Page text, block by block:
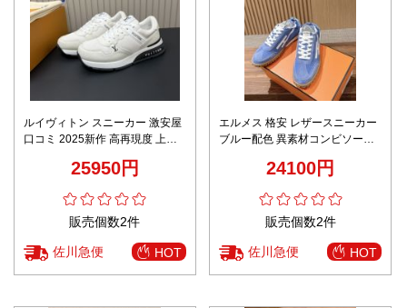
ルイヴィトン スニーカー 激安屋
口コミ 2025新作 高再現度 上質
快適な履き心地 高評価モデル
25950円
販売個数2件
佐川急便 HOT
エルメス 格安 レザースニーカー
ブルー配色 異素材コンビソール
24100円
販売個数2件
佐川急便 HOT